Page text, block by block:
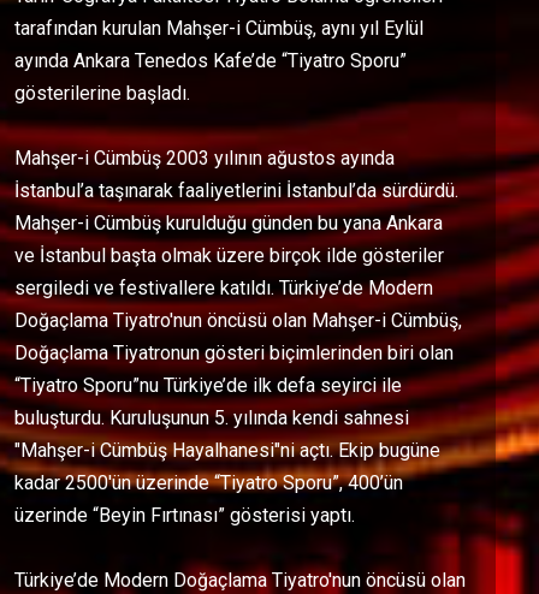
tarafından kurulan Mahşer-i Cümbüş, aynı yıl Eylül
ayında Ankara Tenedos Kafe’de “Tiyatro Sporu”
gösterilerine başladı.
Mahşer-i Cümbüş 2003 yılının ağustos ayında
İstanbul’a taşınarak faaliyetlerini İstanbul’da sürdürdü.
Mahşer-i Cümbüş kurulduğu günden bu yana Ankara
ve İstanbul başta olmak üzere birçok ilde gösteriler
sergiledi ve festivallere katıldı. Türkiye’de Modern
Doğaçlama Tiyatro'nun öncüsü olan Mahşer-i Cümbüş,
Doğaçlama Tiyatronun gösteri biçimlerinden biri olan
“Tiyatro Sporu”nu Türkiye’de ilk defa seyirci ile
buluşturdu. Kuruluşunun 5. yılında kendi sahnesi
"Mahşer-i Cümbüş Hayalhanesi"ni açtı. Ekip bugüne
kadar 2500'ün üzerinde “Tiyatro Sporu”, 400’ün
üzerinde “Beyin Fırtınası” gösterisi yaptı.
Türkiye’de Modern Doğaçlama Tiyatro'nun öncüsü olan